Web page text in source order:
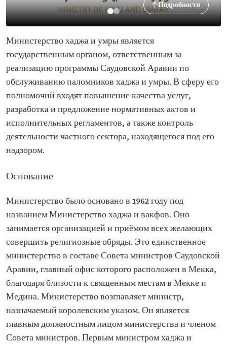
Подробности
Министерство хаджа и умры является
государственным органом, ответственным за
реализацию программы Саудовской Аравии по
обслуживанию паломников хаджа и умры. В сферу его
полномочий входят повышение качества услуг,
разработка и предложение нормативных актов и
исполнительных регламентов, а также контроль
деятельности частного сектора, находящегося под его
надзором.
Основание
Министерство было основано в 1962 году под
названием Министерство хаджа и вакфов. Оно
занимается организацией и приёмом всех желающих
совершить религиозные обряды. Это единственное
министерство в составе Совета министров Саудовской
Аравии, главный офис которого расположен в Мекка,
благодаря близости к священным местам в Мекке и
Медина. Министерство возглавляет министр,
назначаемый королевским указом. Он является
главным должностным лицом министерства и членом
Совета министров. Первым министром хаджа и